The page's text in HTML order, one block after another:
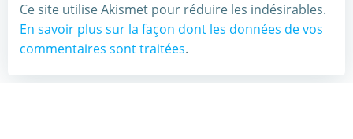
Ce site utilise Akismet pour réduire les indésirables.
En savoir plus sur la façon dont les données de vos
commentaires sont traitées.